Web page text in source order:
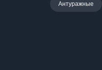
Антуражные